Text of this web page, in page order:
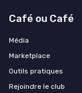
Café ou Café
Média
Marketplace
Outils pratiques
Rejoindre le club